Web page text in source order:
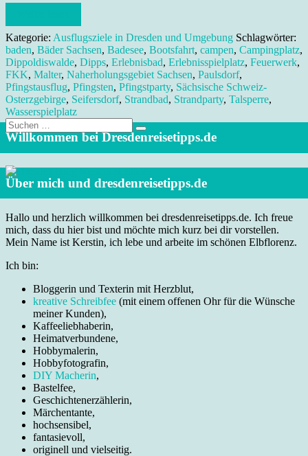
Kategorie: Ausflugsziele in Dresden und Umgebung Schlagwörter:
baden, Bäder Sachsen, Badesee, Bootsfahrt, campen, Campingplatz,
Dippoldiswalde, Dipps, Erlebnisbad, Erlebnisspielplatz, Feuerwerk,
FKK, Malter, Naherholungsgebiet Sachsen, Paulsdorf,
Pfingstausflug, Pfingsten, Pfingstparty, Sächsische Schweiz-
Osterzgebirge, Seifersdorf, Strandbad, Strandparty, Talsperre,
Wasserspielplatz
Suche
nach:
Willkommen bei Dresdenreisetipps.de
Über mich und dresdenreisetipps.de
Hallo und herzlich willkommen bei dresdenreisetipps.de. Ich freue
mich, dass du hier bist und möchte mich kurz bei dir vorstellen.
Mein Name ist Kerstin, ich lebe und arbeite im schönen Elbflorenz.
Ich bin:
Bloggerin und Texterin mit Herzblut,
kreative Schreibfee (mit einem offenen Ohr für die Wünsche
meiner Kunden),
Kaffeeliebhaberin,
Heimatverbundene,
Hobbymalerin,
Hobbyfotografin,
DIY Macherin,
Bastelfee,
Geschichtenerzählerin,
Märchentante,
hochsensibel,
fantasievoll,
originell und vielseitig.